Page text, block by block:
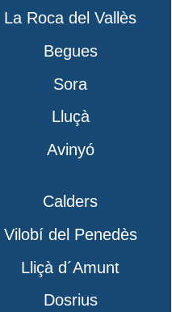
La Roca del Vallès
Begues
Sora
Lluçà
Avinyó
Calders
Vilobí del Penedès
Lliçà d´Amunt
Dosrius